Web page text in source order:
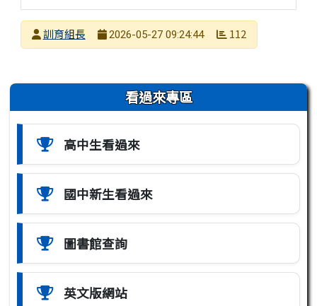
發布者
訓育組長
2026-05-27 09:24:44 112
左邊區域內容 看過來專區
高中生看過來
國中新生看過來
圖書館查詢
英文版網站